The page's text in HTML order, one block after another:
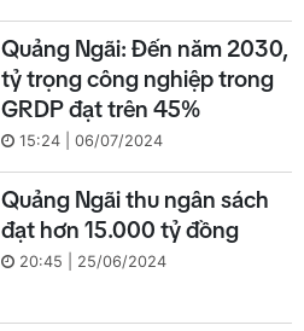
Quảng Ngãi: Đến năm 2030,
tỷ trọng công nghiệp trong
GRDP đạt trên 45%
15:24 | 06/07/2024
Quảng Ngãi thu ngân sách
đạt hơn 15.000 tỷ đồng
20:45 | 25/06/2024